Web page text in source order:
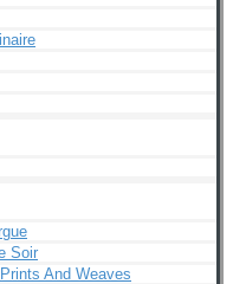
Soir
And Weaves